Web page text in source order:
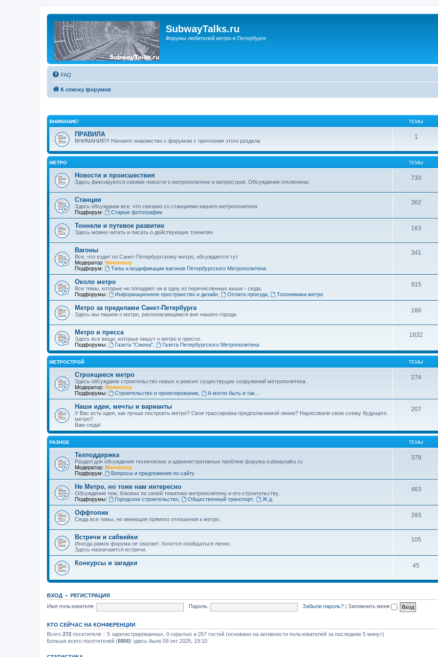
SubwayTalks.ru
Форумы любителей метро в Петербурге
FAQ
К списку форумов
ВНИМАНИЕ! ТЕМЫ
ПРАВИЛА
ВНИМАНИЕ!!! Начните знакомство с форумом с прочтения этого раздела
1
МЕТРО ТЕМЫ
Новости и происшествия
Здесь фиксируются свежие новости о метрополитене и метрострое. Обсуждения отключены.
733
Станции
Здесь обсуждаем все, что связано со станциями нашего метрополитена
Подфорум:
Старые фотографии
362
Тоннели и путевое развитие
Здесь можно читать и писать о действующих тоннелях
163
Вагоны
Все, что ездит по Санкт-Петербургскому метро, обсуждается тут
Модератор: Nomernoy
Подфорум:
Типы и модификации вагонов Петербургского Метрополитена
341
Около метро
Все темы, которые не попадают ни в одну из перечисленных выше - сюда.
Подфорумы:
Информационное пространство и дизайн, Оплата проезда, Топонимика метро
915
Метро за пределами Санкт-Петербурга
Здесь мы пишем о метро, располагающемся вне нашего города
166
Метро и пресса
Здесь все вещи, которые пишут о метро в прессе.
Подфорумы:
Газета "Смена", Газета Петербургского Метрополитена
1832
МЕТРОСТРОЙ ТЕМЫ
Строящееся метро
Здесь обсуждаем строительство новых и ремонт существущих сооружений метрополитена .
Модератор: Nomernoy
Подфорумы:
Строительство и проектирование, А могло быть и так...
274
Наши идеи, мечты и варианты
У Вас есть идея, как лучше построить метро? Своя трассировка предполагаемой линии? Нарисовали свою схему будущего
метро?
Вам сюда!
207
РАЗНОЕ ТЕМЫ
Техподдержка
Раздел для обсуждения технических и административных проблем форума subwaytalks.ru
Модератор: Nomernoy
Подфорум:
Вопросы и предложения по сайту
378
Не Метро, но тоже нам интересно
Обсуждение тем, близких по своей тематике метрополитену и его строительству.
Подфорумы:
Городское строительство, Общественный транспорт, Ж.д.
463
Оффтопик
Сюда все темы, не имеющие прямого отношения к метро.
393
Встречи и сабвейки
Иногда рамок форума не хватает. Хочется пообщаться лично.
Здесь назначаются встречи.
105
Конкурсы и загадки 45
ВХОД • РЕГИСТРАЦИЯ
Имя пользователя:
Пароль: Забыли пароль? Запомнить меня
КТО СЕЙЧАС НА КОНФЕРЕНЦИИ
Всего 272 посетителя :: 5 зарегистрированных, 0 скрытых и 267 гостей (основано на активности пользователей за последние 5 минут)
Больше всего посетителей (6800) здесь было 09 окт 2025, 19:10